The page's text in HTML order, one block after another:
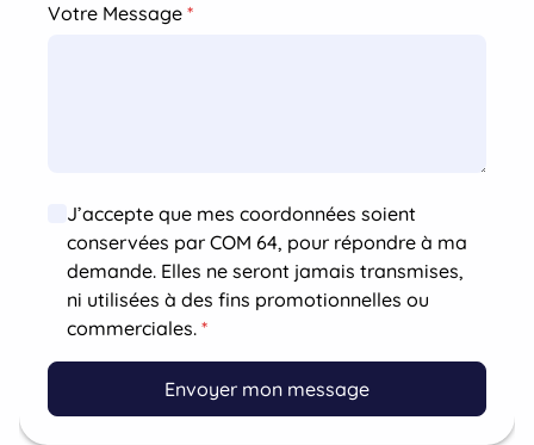
Votre Message *
J’accepte que mes coordonnées soient
conservées par COM 64, pour répondre à ma
demande. Elles ne seront jamais transmises,
ni utilisées à des fins promotionnelles ou
commerciales. *
Envoyer mon message